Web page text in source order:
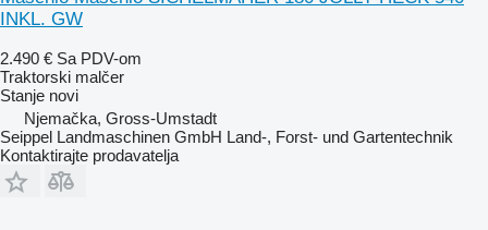
INKL. GW
2.490 € Sa PDV-om
Traktorski malčer
Stanje novi
Njemačka, Gross-Umstadt
Seippel Landmaschinen GmbH Land-, Forst- und Gartentechnik
Kontaktirajte prodavatelja